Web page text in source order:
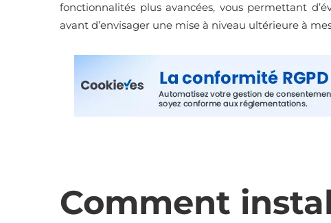
fonctionnalités plus avancées, vous permettant
avant d’envisager une mise à niveau ultérieure à
Comment